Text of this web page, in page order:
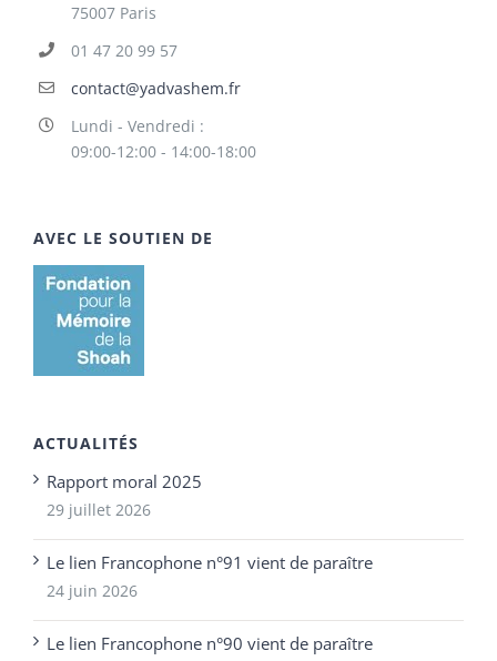
75007 Paris
01 47 20 99 57
contact@yadvashem.fr
Lundi - Vendredi :
09:00-12:00 - 14:00-18:00
AVEC LE SOUTIEN DE
ACTUALITÉS
Rapport moral 2025
29 juillet 2026
Le lien Francophone n°91 vient de paraître
24 juin 2026
Le lien Francophone n°90 vient de paraître